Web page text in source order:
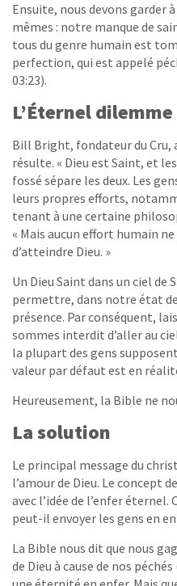
Ensuite, nous devons garder
mêmes : notre manque de
tous du genre humain est
perfection, qui est appelé
03:23).
L’Éternel dilemme
Bill Bright, fondateur du Cru,
résulte. « Dieu est Saint, et
fossé sépare les deux. Les
leurs propres efforts,
tenant à une certaine
« Mais aucun effort humain
d’atteindre Dieu. »
Un Dieu Saint dans un ciel de
permettre, dans notre état de
présence. Par conséquent,
sommes interdit d’aller au
la plupart des gens
valeur par défaut est en
Heureusement, la Bible ne
La solution
Le principal message du
l’amour de Dieu. Le concept
avec l’idée de l’enfer éternel.
peut-il envoyer les gens en
La Bible nous dit que nous
de Dieu à cause de nos